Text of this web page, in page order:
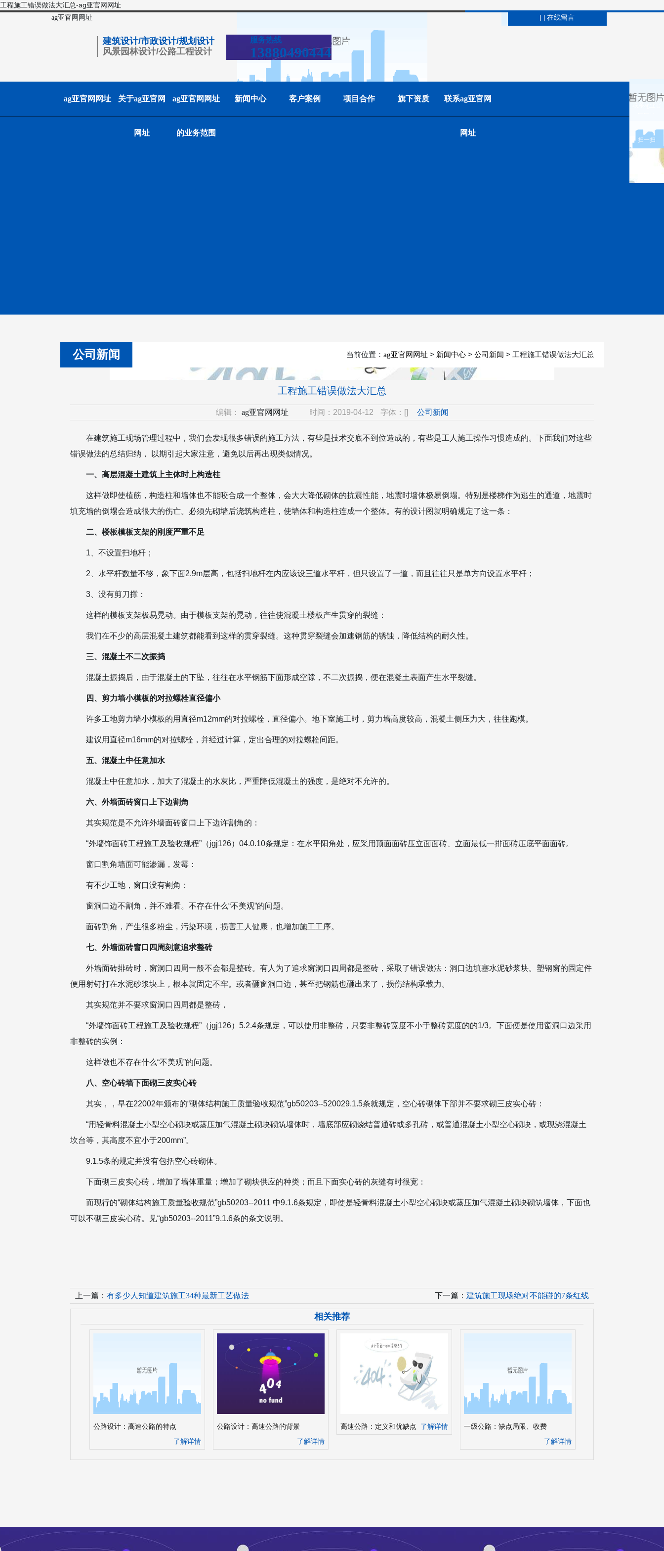
工程施工错误做法大汇总-ag亚官网网址
ag亚官网网址
建筑设计/市政设计/规划设计
风景园林设计/公路工程设计
服务热线
13880490444
| | 在线留言
ag亚官网网址 关于ag亚官网
网址
ag亚官网网址
的业务范围
新闻中心 客户案例 项目合作 旗下资质 联系ag亚官网
网址
公司新闻 当前位置： ag亚官网网址 > 新闻中心 > 公司新闻 > 工程施工错误做法大汇总
工程施工错误做法大汇总
编辑： ag亚官网网址 时间：2019-04-12 字体：[] 公司新闻
在建筑施工现场管理过程中，我们会发现很多错误的施工方法，有些是技术交底不到位造成的，有些是工人施工操作习惯造成的。下面我们对这些
错误做法的总结归纳， 以期引起大家注意，避免以后再出现类似情况。
一、高层混凝土建筑上主体时上构造柱
这样做即使植筋，构造柱和墙体也不能咬合成一个整体，会大大降低砌体的抗震性能，地震时墙体极易倒塌。特别是楼梯作为逃生的通道，地震时
填充墙的倒塌会造成很大的伤亡。必须先砌墙后浇筑构造柱，使墙体和构造柱连成一个整体。有的设计图就明确规定了这一条：
二、楼板模板支架的刚度严重不足
1、不设置扫地杆；
2、水平杆数量不够，象下面2.9m层高，包括扫地杆在内应该设三道水平杆，但只设置了一道，而且往往只是单方向设置水平杆；
3、没有剪刀撑：
这样的模板支架极易晃动。由于模板支架的晃动，往往使混凝土楼板产生贯穿的裂缝：
我们在不少的高层混凝土建筑都能看到这样的贯穿裂缝。这种贯穿裂缝会加速钢筋的锈蚀，降低结构的耐久性。
三、混凝土不二次振捣
混凝土振捣后，由于混凝土的下坠，往往在水平钢筋下面形成空隙，不二次振捣，便在混凝土表面产生水平裂缝。
四、剪力墙小模板的对拉螺栓直径偏小
许多工地剪力墙小模板的用直径m12mm的对拉螺栓，直径偏小。地下室施工时，剪力墙高度较高，混凝土侧压力大，往往跑模。
建议用直径m16mm的对拉螺栓，并经过计算，定出合理的对拉螺栓间距。
五、混凝土中任意加水
混凝土中任意加水，加大了混凝土的水灰比，严重降低混凝土的强度，是绝对不允许的。
六、外墙面砖窗口上下边割角
其实规范是不允许外墙面砖窗口上下边许割角的：
“外墙饰面砖工程施工及验收规程”（jgj126）04.0.10条规定：在水平阳角处，应采用顶面面砖压立面面砖、立面最低一排面砖压底平面面砖。
窗口割角墙面可能渗漏，发霉：
有不少工地，窗口没有割角：
窗洞口边不割角，并不难看。不存在什么“不美观”的问题。
面砖割角，产生很多粉尘，污染环境，损害工人健康，也增加施工工序。
七、外墙面砖窗口四周刻意追求整砖
外墙面砖排砖时，窗洞口四周一般不会都是整砖。有人为了追求窗洞口四周都是整砖，采取了错误做法：洞口边填塞水泥砂浆块。塑钢窗的固定件
便用射钉打在水泥砂浆块上，根本就固定不牢。或者砸窗洞口边，甚至把钢筋也砸出来了，损伤结构承载力。
其实规范并不要求窗洞口四周都是整砖，
“外墙饰面砖工程施工及验收规程”（jgj126）5.2.4条规定，可以使用非整砖，只要非整砖宽度不小于整砖宽度的的1/3。下面便是使用窗洞口边采用
非整砖的实例：
这样做也不存在什么“不美观”的问题。
八、空心砖墙下面砌三皮实心砖
其实，，早在22002年颁布的“砌体结构施工质量验收规范”gb50203--520029.1.5条就规定，空心砖砌体下部并不要求砌三皮实心砖：
“用轻骨料混凝土小型空心砌块或蒸压加气混凝土砌块砌筑墙体时，墙底部应砌烧结普通砖或多孔砖，或普通混凝土小型空心砌块，或现浇混凝土
坎台等，其高度不宜小于200mm”。
9.1.5条的规定并没有包括空心砖砌体。
下面砌三皮实心砖，增加了墙体重量；增加了砌块供应的种类；而且下面实心砖的灰缝有时很宽：
而现行的“砌体结构施工质量验收规范”gb50203--2011 中9.1.6条规定，即使是轻骨料混凝土小型空心砌块或蒸压加气混凝土砌块砌筑墙体，下面也
可以不砌三皮实心砖。见“gb50203--2011”9.1.6条的条文说明。
上一篇： 有多少人知道建筑施工34种最新工艺做法 下一篇： 建筑施工现场绝对不能碰的7条红线
相关推荐
公路设计：高速公路的特点
了解详情
公路设计：高速公路的背景
了解详情
高速公路：定义和优缺点 了解详情
一级公路：缺点局限、收费
了解详情
扫一扫